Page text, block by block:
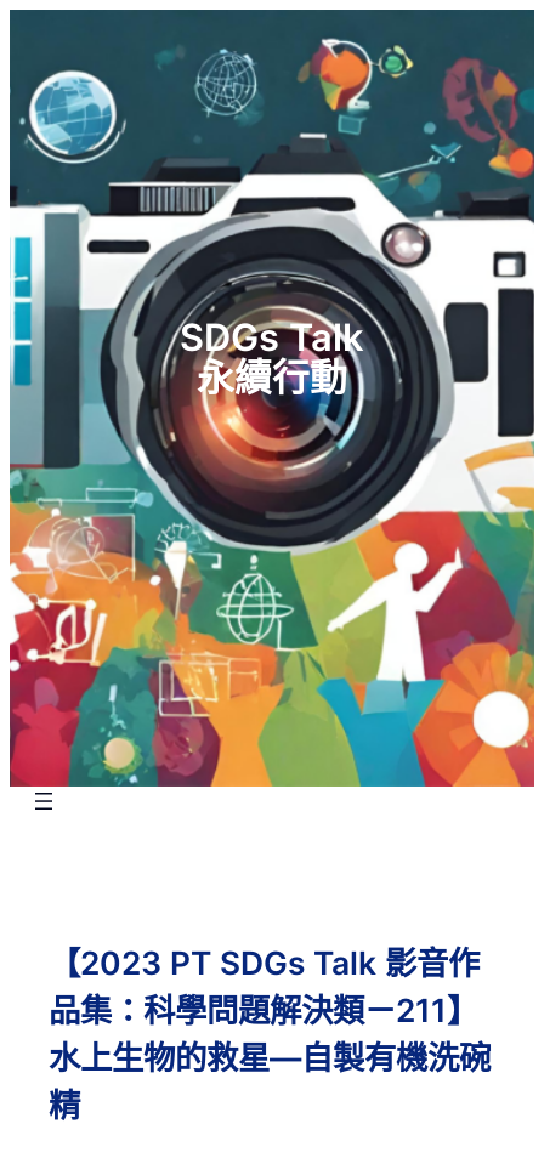
SDGs Talk
永續行動
【2023 PT SDGs Talk 影音作
品集：科學問題解決類－211】
水上生物的救星—自製有機洗碗
精